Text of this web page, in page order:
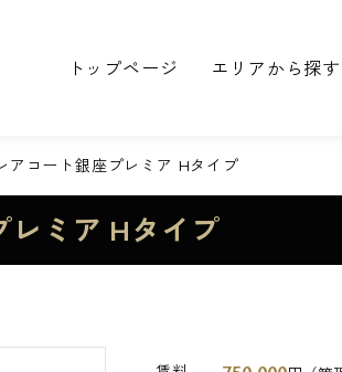
トップページ エリアから探す
アコート銀座プレミア Hタイプ
レミア Hタイプ